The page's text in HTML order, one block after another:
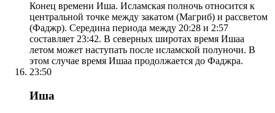
Конец времени Иша. Исламская полночь относится к
центральной точке между закатом (Магриб) и рассветом
(Фаджр). Середина периода между 20:28 и 2:57
составляет 23:42. В северных широтах время Ишаа
летом может наступать после исламской полуночи. В
этом случае время Ишаа продолжается до Фаджра.
23:50
Иша